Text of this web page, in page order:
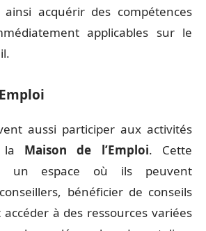
acquérir des compétences
applicables sur le
aussi participer aux activités
la Maison de l’Emploi. Cette
un espace où ils peuvent
bénéficier de conseils
à des ressources variées